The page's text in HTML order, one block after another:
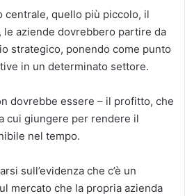
centrale, quello più piccolo, il
le aziende dovrebbero partire da
strategico, ponendo come punto
in un determinato settore.
dovrebbe essere – il profitto, che
cui giungere per rendere il
nel tempo.
sull’evidenza che c’è un
mercato che la propria azienda